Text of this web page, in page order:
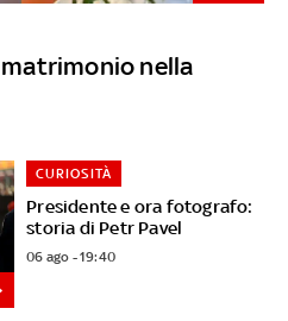
nella
Presidente e ora fotografo:
storia di Petr Pavel
CURIOSITÀ
06 ago - 19:40